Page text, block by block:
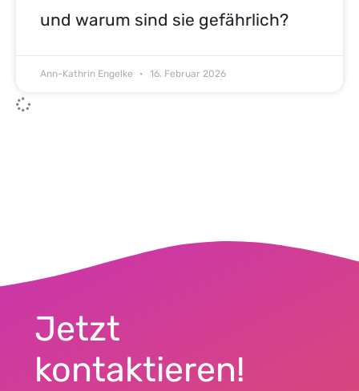
und warum sind sie gefährlich?
Ann-Kathrin Engelke 16. Februar 2026
Jetzt
kontaktieren!